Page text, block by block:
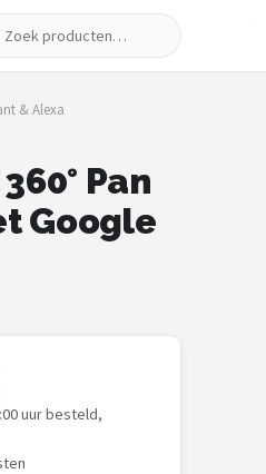
& Alexa
Pan
Google
uur besteld,